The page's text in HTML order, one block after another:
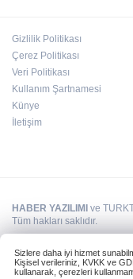
Gizlilik Politikası
Çerez Politikası
Veri Politikası
Kullanım Şartnamesi
Künye
İletişim
HABER YAZILIMI ve
Tüm hakları saklıdır.
Sizlere daha iyi hizmet
Kişisel verileriniz, KVKK ve
kullanarak, çerezleri